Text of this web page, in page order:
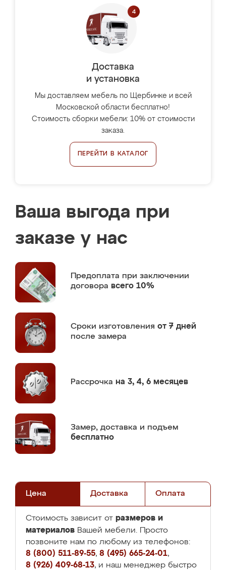
Доставка
и установка
Мы доставляем мебель по Щербинке и всей
Московской области бесплатно!
Стоимость сборки мебели: 10% от стоимости
заказа.
ПЕРЕЙТИ В КАТАЛОГ
Ваша выгода при
заказе у нас
Предоплата при заключении
договора всего 10%
Сроки изготовления от 7 дней
после замера
Рассрочка на 3, 4, 6 месяцев
Замер, доставка и подъем
бесплатно
Цена Доставка Оплата
Стоимость зависит от размеров и
материалов Вашей мебели. Просто
позвоните нам по любому из телефонов:
8 (800) 511-89-55, 8 (495) 665-24-01,
8 (926) 409-68-13, и наш менеджер быстро